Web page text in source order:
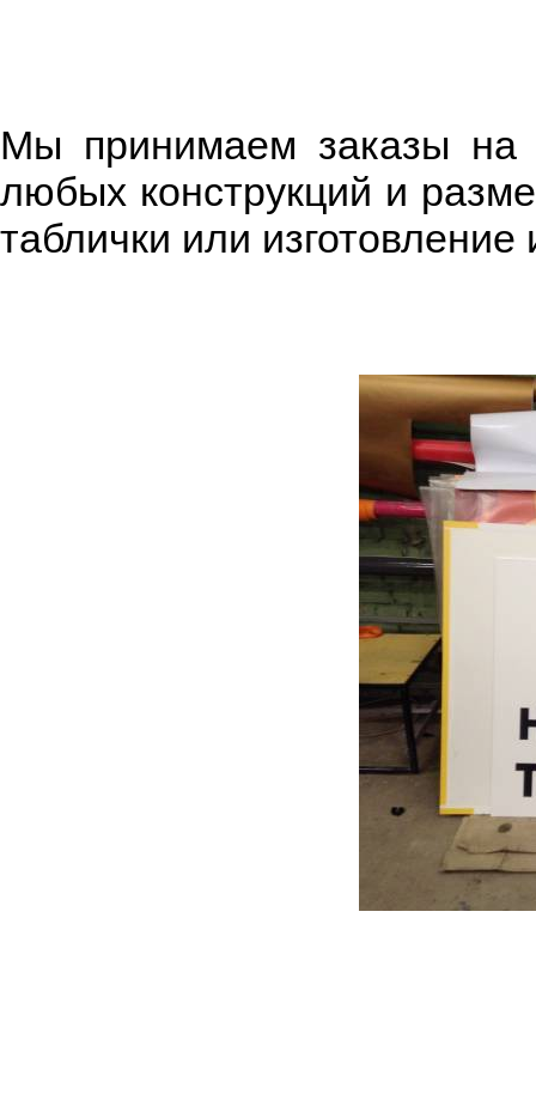
Мы принимаем заказы на
любых конструкций и
таблички или